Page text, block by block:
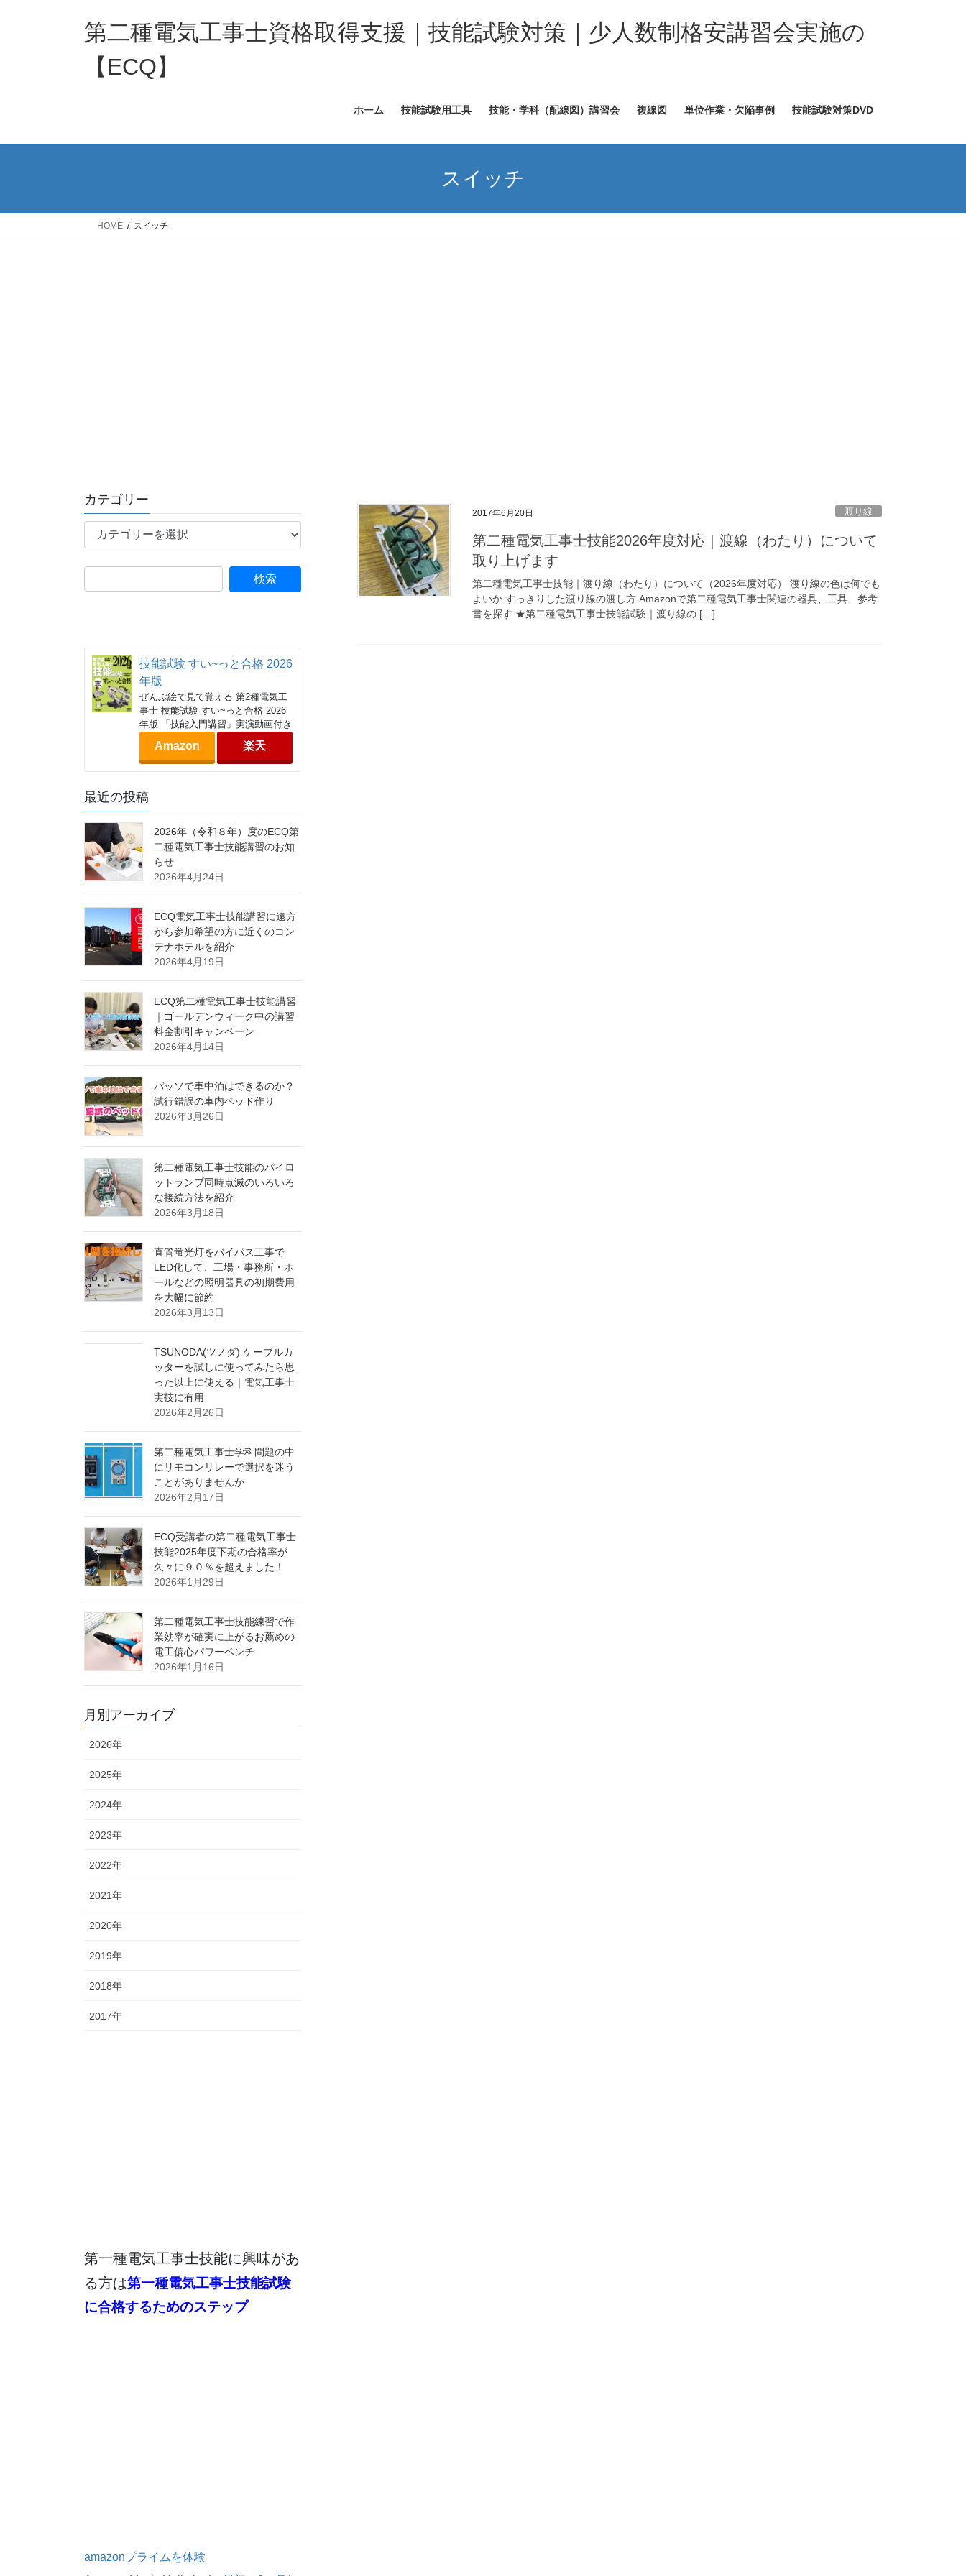
ッ
移
第二種電気工事士資格取得支援｜技能試験対策｜少人数制格安講習会実施の
【ECQ】
ホーム 技能試験用工具 技能・学科（配線図）講習会 複線図 単位作業・欠陥事例 技能試験対策DVD
スイッチ
HOME スイッチ
2017年6月20日 渡り線
第二種電気工事士技能2026年度対応｜渡線（わたり）について
取り上げます
第二種電気工事士技能｜渡り線（わたり）について（2026年度対応） 渡り線の色は何でも
よいか すっきりした渡り線の渡し方 Amazonで第二種電気工事士関連の器具、工具、参考
書を探す ★第二種電気工事士技能試験｜渡り線の […]
カテゴリー
テ
技能試験 すい~っと合格 2026
年版
ぜんぶ絵で見て覚える 第2種電気工
事士 技能試験 すい~っと合格 2026
年版 「技能入門講習」実演動画付き
Amazon 楽天
最近の投稿
2026年（令和８年）度のECQ第
二種電気工事士技能講習のお知
らせ
2026年4月24日
ECQ電気工事士技能講習に遠方
から参加希望の方に近くのコン
テナホテルを紹介
2026年4月19日
ECQ第二種電気工事士技能講習
｜ゴールデンウィーク中の講習
料金割引キャンペーン
2026年4月14日
パッソで車中泊はできるのか？
試行錯誤の車内ベッド作り
2026年3月26日
第二種電気工事士技能のパイロ
ットランプ同時点滅のいろいろ
な接続方法を紹介
2026年3月18日
直管蛍光灯をバイパス工事で
LED化して、工場・事務所・ホ
ールなどの照明器具の初期費用
を大幅に節約
2026年3月13日
TSUNODA(ツノダ) ケーブルカ
ッターを試しに使ってみたら思
った以上に使える｜電気工事士
実技に有用
2026年2月26日
第二種電気工事士学科問題の中
にリモコンリレーで選択を迷う
ことがありませんか
2026年2月17日
ECQ受講者の第二種電気工事士
技能2025年度下期の合格率が
久々に９０％を超えました！
2026年1月29日
第二種電気工事士技能練習で作
業効率が確実に上がるお薦めの
電工偏心パワーペンチ
2026年1月16日
月別アーカイブ
2026年
2025年
2024年
2023年
2022年
2021年
2020年
2019年
2018年
2017年
第一種電気工事士技能に興味があ
る方は第一種電気工事士技能試験
に合格するためのステップ
amazonプライムを体験